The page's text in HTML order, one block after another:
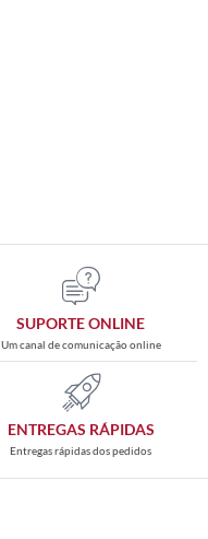
SUPORTE ONLINE
Um canal de comunicação online
ENTREGAS RÁPIDAS
Entregas rápidas dos pedidos